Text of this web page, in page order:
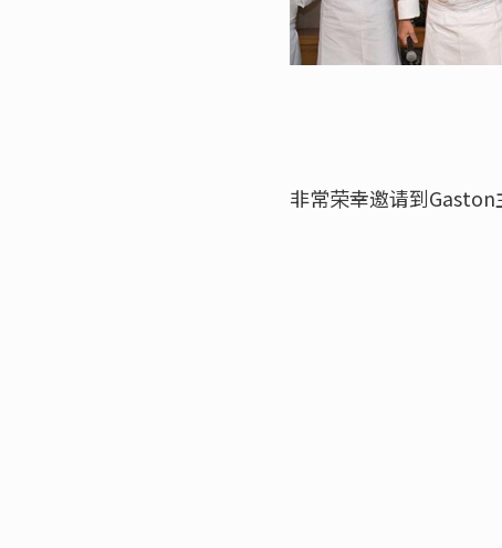
非常荣幸邀请到Gaston